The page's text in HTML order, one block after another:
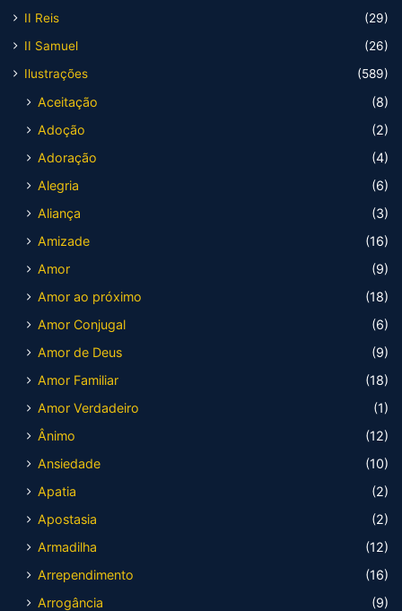
II Reis
(29)
II Samuel
(26)
Ilustrações
(589)
Aceitação
(8)
Adoção
(2)
Adoração
(4)
Alegria
(6)
Aliança
(3)
Amizade
(16)
Amor
(9)
Amor ao próximo
(18)
Amor Conjugal
(6)
Amor de Deus
(9)
Amor Familiar
(18)
Amor Verdadeiro
(1)
Ânimo
(12)
Ansiedade
(10)
Apatia
(2)
Apostasia
(2)
Armadilha
(12)
Arrependimento
(16)
Arrogância
(9)